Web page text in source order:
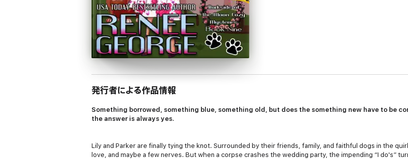
発行者による作品情報
Something borrowed, something blue, something old, but does the something new have to be
the answer is always yes.
Lily and Parker are finally tying the knot. Surrounded by their friends, family, and faithful dogs in the
love, and maybe a few nerves. But when a corpse crashes the wedding party, the impending “I do's”